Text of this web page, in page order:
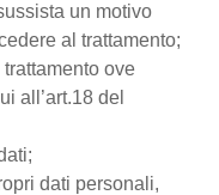
un motivo
al trattamento;
ove
all’art.18 del
dati personali,